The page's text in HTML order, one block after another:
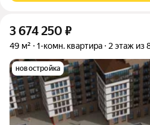
3 674 250 ₽
49 м² 1-комн. квартира 2 этаж из
новостройка